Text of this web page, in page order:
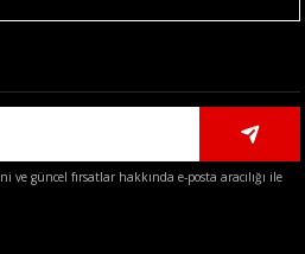
Gönder
güncel fırsatlar hakkında e-posta aracılığı ile